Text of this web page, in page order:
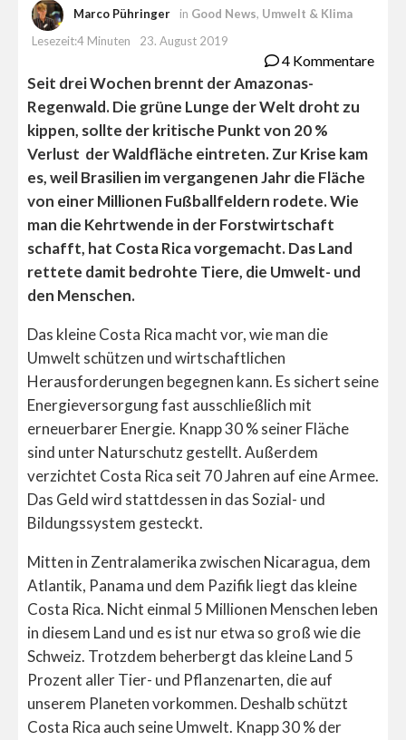
Marco Pühringer in Good News, Umwelt & Klima
Lesezeit:4 Minuten
23. August 2019
4 Kommentare
Seit drei Wochen brennt der Amazonas-
Regenwald. Die grüne Lunge der Welt droht zu
kippen, sollte der kritische Punkt von 20 %
Verlust der Waldfläche eintreten. Zur Krise kam
es, weil Brasilien im vergangenen Jahr die Fläche
von einer Millionen Fußballfeldern rodete. Wie
man die Kehrtwende in der Forstwirtschaft
schafft, hat Costa Rica vorgemacht. Das Land
rettete damit bedrohte Tiere, die Umwelt- und
den Menschen.
Das kleine Costa Rica macht vor, wie man die
Umwelt schützen und wirtschaftlichen
Herausforderungen begegnen kann. Es sichert seine
Energieversorgung fast ausschließlich mit
erneuerbarer Energie. Knapp 30 % seiner Fläche
sind unter Naturschutz gestellt. Außerdem
verzichtet Costa Rica seit 70 Jahren auf eine Armee.
Das Geld wird stattdessen in das Sozial- und
Bildungssystem gesteckt.
Mitten in Zentralamerika zwischen Nicaragua, dem
Atlantik, Panama und dem Pazifik liegt das kleine
Costa Rica. Nicht einmal 5 Millionen Menschen leben
in diesem Land und es ist nur etwa so groß wie die
Schweiz. Trotzdem beherbergt das kleine Land 5
Prozent aller Tier- und Pflanzenarten, die auf
unserem Planeten vorkommen. Deshalb schützt
Costa Rica auch seine Umwelt. Knapp 30 % der